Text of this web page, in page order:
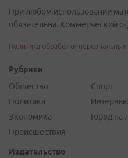
При любом использовании
обязательна. Коммерческий
Политика обработки
Рубрики
Общество
Политика
Экономика
Происшествия
Спорт
Интервью
Город на
Издательство